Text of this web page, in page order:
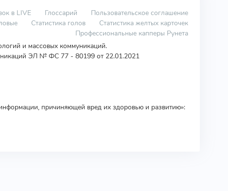
в LIVE Глоссарий
Пользовательское соглашение
Статистика голов
Статистика желтых карточек
Профессиональные капперы Рунета
и массовых коммуникаций.
ЭЛ № ФС 77 - 80199 от 22.01.2021
причиняющей вред их здоровью и развитию»: